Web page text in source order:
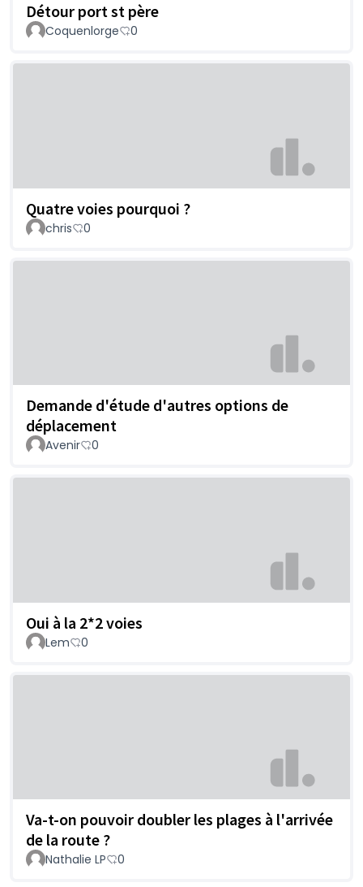
Détour port st père
Coquenlorge 0
Quatre voies pourquoi ?
chris 0
Demande d'étude d'autres options de
déplacement
Avenir 0
Oui à la 2*2 voies
Lem 0
Va-t-on pouvoir doubler les plages à l'arrivée
de la route ?
Nathalie LP 0